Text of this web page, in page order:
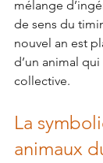
mélange
de sens du
nouvel an est
d’un animal
collective.
La
animaux